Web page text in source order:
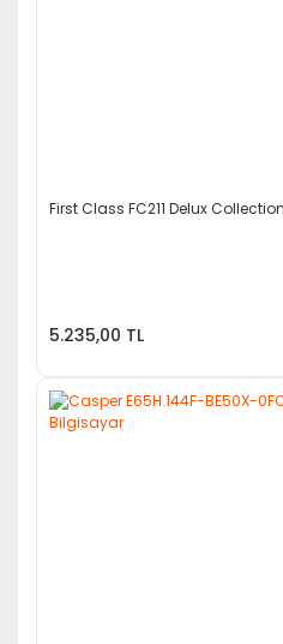
First Class FC211 Delux
5.235,00 TL